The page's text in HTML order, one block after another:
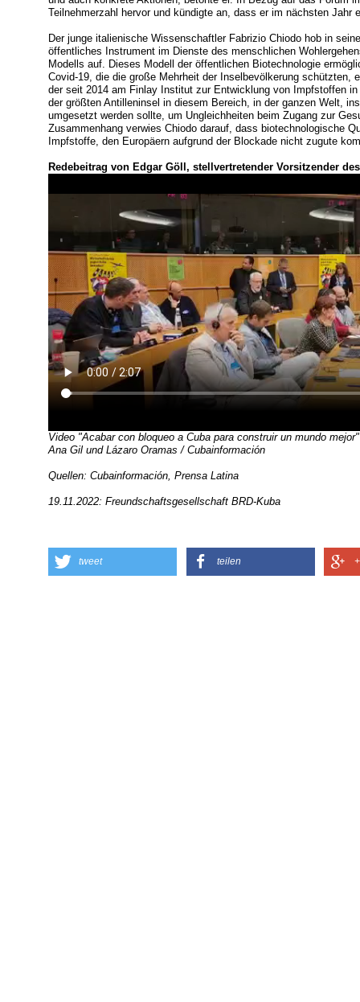
Teilnehmerzahl hervor und kündigte an, dass er im nächsten Jahr
Der junge italienische Wissenschaftler Fabrizio Chiodo hob in
öffentliches Instrument im Dienste des menschlichen
Modells auf. Dieses Modell der öffentlichen Biotechnologie
Covid-19, die die große Mehrheit der Inselbevölkerung schützten,
der seit 2014 am Finlay Institut zur Entwicklung von Impfstoffen
der größten Antilleninsel in diesem Bereich, in der ganzen Welt,
umgesetzt werden sollte, um Ungleichheiten beim Zugang zur
Zusammenhang verwies Chiodo darauf, dass biotechnologische
Impfstoffe, den Europäern aufgrund der Blockade nicht zugute
Redebeitrag von Edgar Göll, stellvertretender Vorsitzender des
Video "Acabar con bloqueo a Cuba para construir un mundo
Ana Gil und Lázaro Oramas / Cubainformación
Quellen: Cubainformación, Prensa Latina
19.11.2022: Freundschaftsgesellschaft BRD-Kuba
tweet teilen